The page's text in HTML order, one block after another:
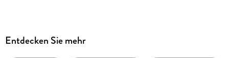
Verlag/Hersteller
Entdecken Sie mehr